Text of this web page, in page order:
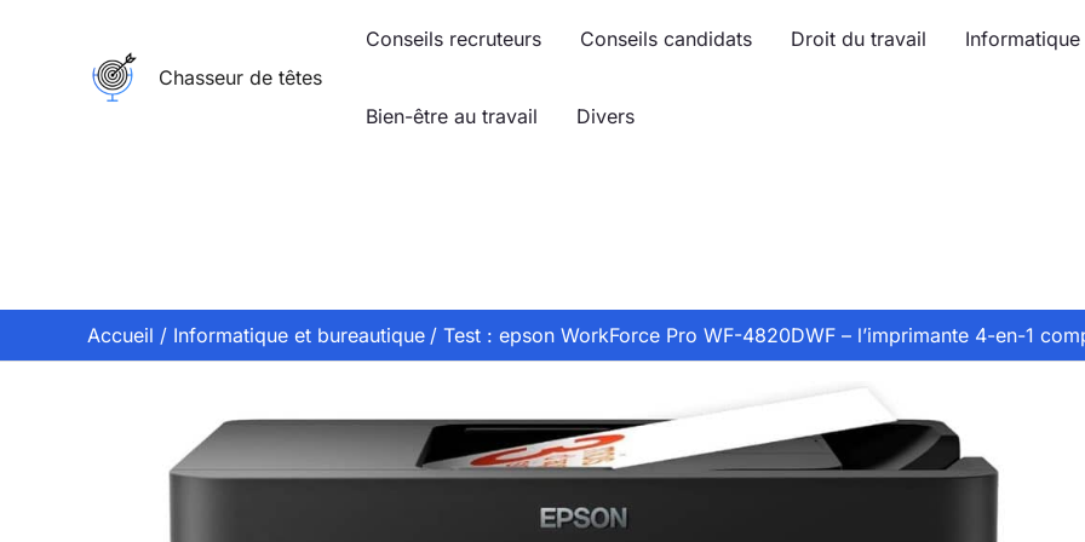
Chasseur de têtes
Conseils recruteurs Conseils candidats Droit du travail
Bien-être au travail Divers
Accueil Informatique et bureautique Test : epson WorkForce Pro WF-4820DWF – l’imprimante 4-en-1